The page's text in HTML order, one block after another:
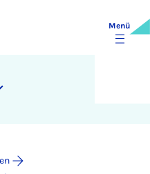
Menü